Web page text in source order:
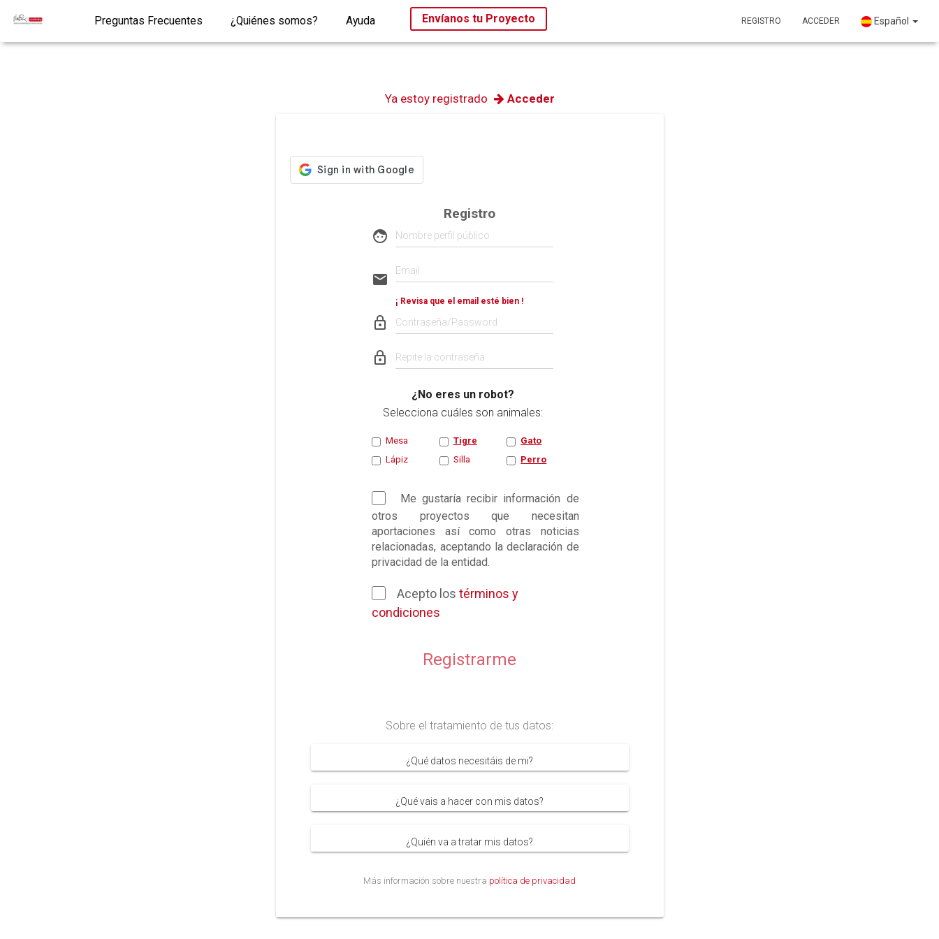
Preguntas Frecuentes ¿Quiénes somos? Ayuda Envíanos tu Proyecto REGISTRO ACCEDER Español
Ya estoy registrado Acceder
Registro
face
email
¡ Revisa que el email esté bien !
lock_outline
lock_outline
¿No eres un robot?
Selecciona cuáles son animales:
Mesa Tigre
Gato
Lápiz
Silla Perro
Me gustaría recibir información de
otros proyectos que necesitan
aportaciones así como otras noticias
relacionadas, aceptando la declaración de
privacidad de la entidad.
Acepto lostérminos y
condiciones
Sobre el tratamiento de tus datos:
¿Qué datos necesitáis de mi?
¿Qué vais a hacer con mis datos?
¿Quién va a tratar mis datos?
Más información sobre nuestra política de privacidad